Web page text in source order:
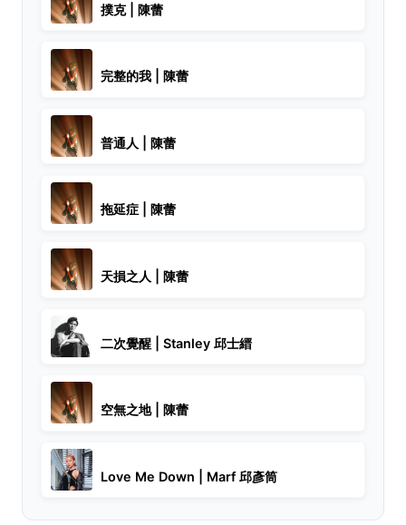
撲克 | 陳蕾
完整的我 | 陳蕾
普通人 | 陳蕾
拖延症 | 陳蕾
天損之人 | 陳蕾
二次覺醒 | Stanley 邱士縉
空無之地 | 陳蕾
Love Me Down | Marf 邱彥筒